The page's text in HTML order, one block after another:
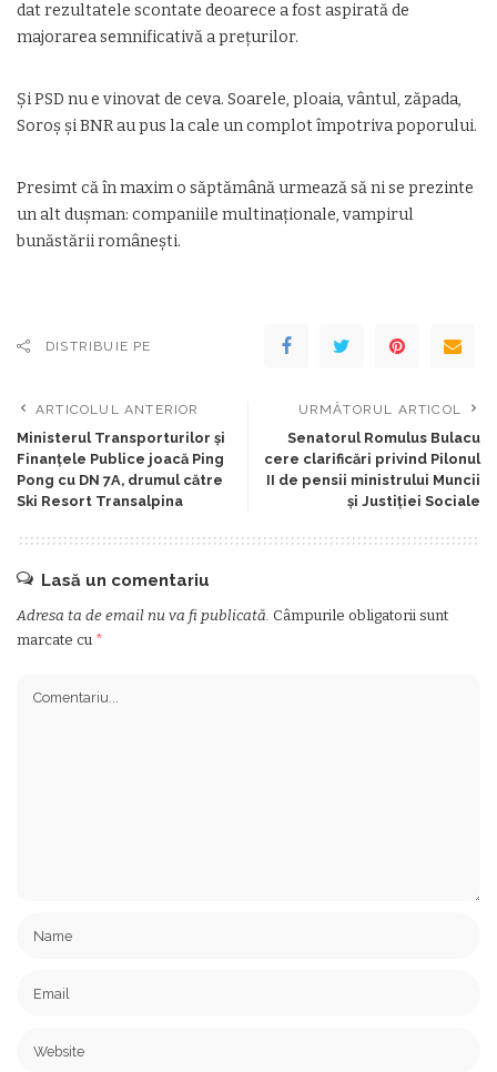
dat rezultatele scontate deoarece a fost aspirată de
majorarea semnificativă a prețurilor.
Și PSD nu e vinovat de ceva. Soarele, ploaia, vântul, zăpada,
Soroş și BNR au pus la cale un complot împotriva poporului.
Presimt că în maxim o săptămână urmează să ni se prezinte
un alt dușman: companiile multinaționale, vampirul
bunăstării românești.
DISTRIBUIE PE
ARTICOLUL ANTERIOR
Ministerul Transporturilor şi
Finanţele Publice joacă Ping
Pong cu DN 7A, drumul către
Ski Resort Transalpina
URMĂTORUL ARTICOL
Senatorul Romulus Bulacu
cere clarificări privind Pilonul
II de pensii ministrului Muncii
şi Justiţiei Sociale
Lasă un comentariu
Adresa ta de email nu va fi publicată. Câmpurile obligatorii sunt
marcate cu *